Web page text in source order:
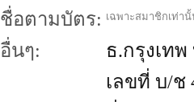
ชื่อตามบัตร: เฉพาะสมาชิกเท่า
อื่นๆ:
ธ.กรุงเท
เลขที่ บ/ช